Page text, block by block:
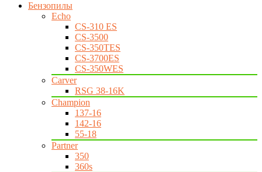
Бензопилы
Echo
CS-310 ES
CS-3500
CS-350TES
CS-3700ES
CS-350WES
Carver
RSG 38-16K
Champion
137-16
142-16
55-18
Partner
350
360s